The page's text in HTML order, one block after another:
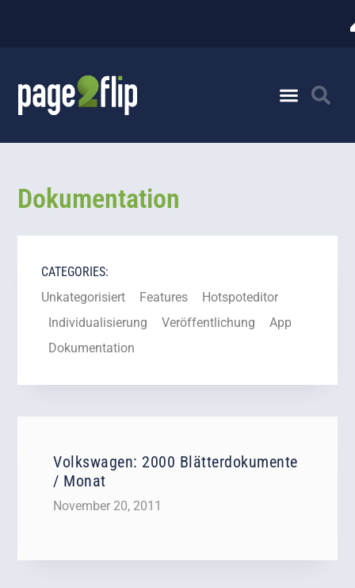
Dokumentation
CATEGORIES:
Unkategorisiert
Features
Hotspoteditor
Individualisierung
Veröffentlichung
App
Dokumentation
Volkswagen: 2000 Blätterdokumente
/ Monat
November 20, 2011